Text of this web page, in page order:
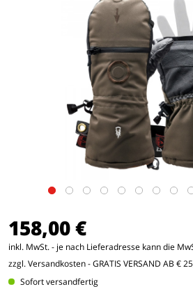
158,00 €
inkl. MwSt. - je nach Lieferadresse kann die
zzgl. Versandkosten- GRATIS VERSAND AB €
Sofort versandfertig